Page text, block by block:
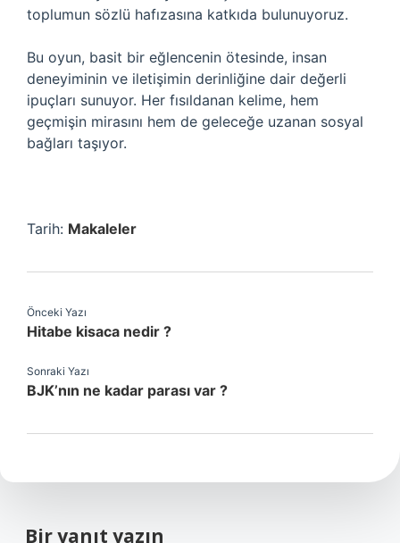
toplumun sözlü hafızasına katkıda bulunuyoruz.
Bu oyun, basit bir eğlencenin ötesinde, insan
deneyiminin ve iletişimin derinliğine dair değerli
ipuçları sunuyor. Her fısıldanan kelime, hem
geçmişin mirasını hem de geleceğe uzanan sosyal
bağları taşıyor.
Tarih: Makaleler
Önceki Yazı
Hitabe kisaca nedir ?
Sonraki Yazı
BJK’nın ne kadar parası var ?
Bir yanıt yazın